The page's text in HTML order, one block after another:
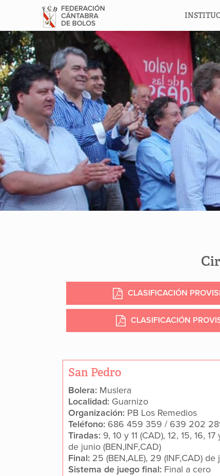
CLASIFICACIÓN
CLASIFICACIÓN
San Pedro
Bolera: Muslera
Localidad: Guarnizo
Organización: PB Los Remedios
Teléfono: 686 459 359 / 639 202
Tiradas: 9, 10 y 11 (CAD), 12, 15, 16, 17
de junio (BEN,INF,CAD)
Final: 25 (BEN,ALE), 29 (INF,CAD) de
Sistema de juego final: Final a cero